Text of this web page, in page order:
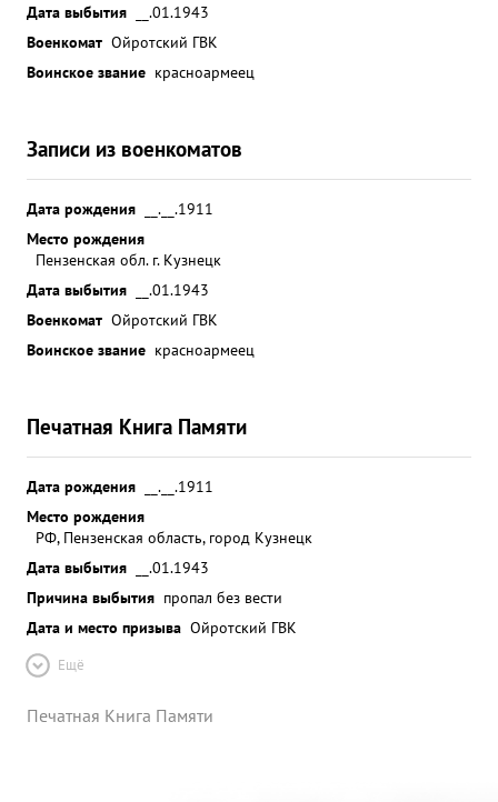
Дата выбытия
__.01.1943
Военкомат Ойротский ГВК
Воинское звание красноармеец
Записи из военкоматов
Дата рождения
__.__.1911
Место рождения
Пензенская обл. г. Кузнецк
Дата выбытия
__.01.1943
Военкомат Ойротский ГВК
Воинское звание красноармеец
Печатная Книга Памяти
Дата рождения
__.__.1911
Место рождения
РФ, Пензенская область, город Кузнецк
Дата выбытия
__.01.1943
Причина выбытия пропал без вести
Дата и место призыва Ойротский ГВК
Ещё
Печатная Книга Памяти